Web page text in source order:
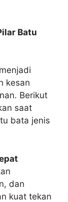
Batu
kesan
Berikut
saat
bata jenis
dan
kuat tekan